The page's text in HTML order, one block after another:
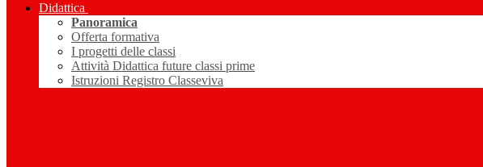
Didattica
Panoramica
Offerta formativa
I progetti delle classi
Attività Didattica future classi prime
Istruzioni Registro Classeviva